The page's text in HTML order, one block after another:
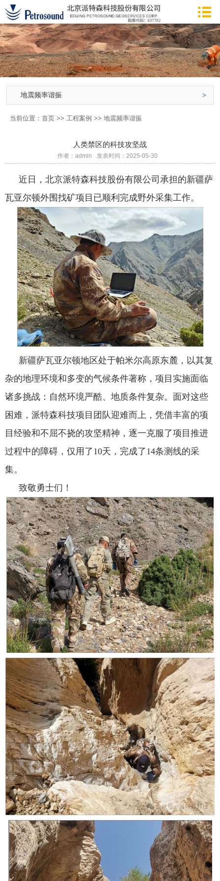
地震频率谐振
当前位置： 首页 >> 工程案例 >> 地震频率谐振
人类禁区的科技攻坚战
作者：admin 发表时间：2025-05-30
近日，北京派特森科技股份有限公司承担的新疆萨
瓦亚尔顿外围找矿项目已顺利完成野外采集工作。
新疆萨瓦亚尔顿地区处于帕米尔高原东麓，以其复
杂的地理环境和多变的气候条件著称，项目实施面临
诸多挑战：自然环境严酷、地质条件复杂。面对这些
困难，派特森科技项目团队迎难而上，凭借丰富的项
目经验和不屈不挠的攻坚精神，逐一克服了项目推进
过程中的障碍，仅用了10天，完成了14条测线的采
集。
致敬勇士们！